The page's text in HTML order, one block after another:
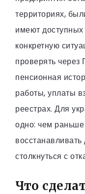
территориях,
имеют
конкретную
проверять
пенсионная
работы, уплаты
реестрах. Для
одно: чем раньше
столкнуться с
Что